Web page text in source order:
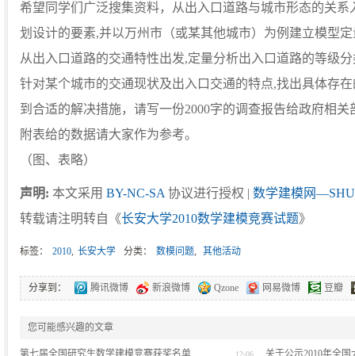
希望同学们广泛搜集资料，从出入口道路与城市形态的关
划设计的要素,并以万州市（或某其他城市）为例建立模型
从出入口道路的交通特性出发,定量分析出入口道路的等级
针对某个城市的交通现状及出入口交通的特点,找出具体存
到合适的解决措施，请写一份2000字的调查报告给政府相关
附表给的数据请大家作为参考。
（图、表略）
声明: 本文采用 BY-NC-SA 协议进行授权 | 数学建模网
转载请注明转自《长安大学2010数学建模竞赛试题》
标签： 2010, 长安大学 分类： 数模问题, 其他活动
分享到： 腾讯微博 新浪微博 Qzone 网易微博 豆瓣
您可能感兴趣的文章
12-06
第七届全国研究生数学建模竞赛获奖名单
关于公示2010年全